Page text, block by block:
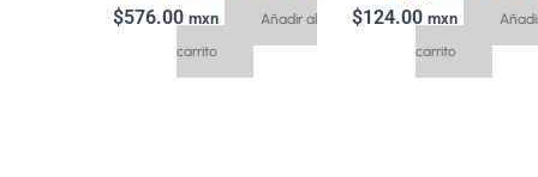
$576.00 mxn
Añadir al
carrito
$124.00 mxn
carrito